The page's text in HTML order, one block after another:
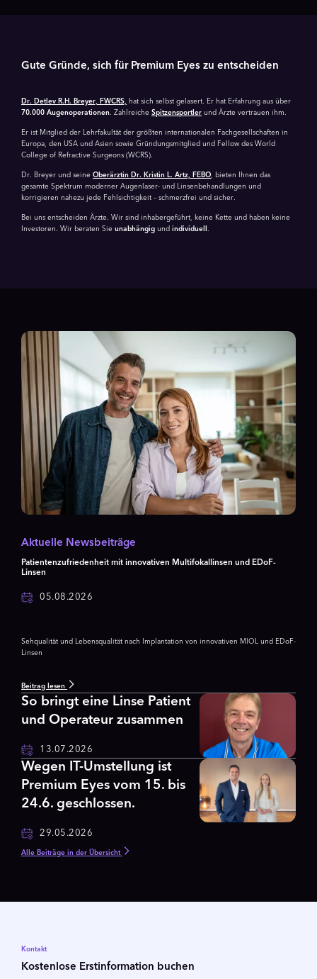
Gute Gründe, sich für Premium Eyes zu entscheiden
Dr. Detlev R.H. Breyer, FWCRS, hat sich selbst gelasert. Er hat Erfahrung aus über
70.000 Augen­operationen. Zahlreiche Spitzensportler und Ärzte vertrauen ihm.
Er ist Mitglied der Lehrfakultät der größten internationalen Fachgesellschaften in
Europa, den USA und Asien sowie Gründungsmitglied und Fellow des World
College of Refractive Surgeons (WCRS).
Dr. Breyer und seine Oberärztin Dr. Kristin L. Artz, FEBO, bieten Ihnen das
gesamte Spektrum moderner Augenlaser- und Linsen­behandlungen und
korrigieren nahezu jede Fehlsichtigkeit – schmerzfrei und sicher.
Bei uns entscheiden Ärzte. Wir sind inhabergeführt, keine Kette und haben keine
Investoren. Wir beraten Sie unabhängig und individuell .
Aktuelle Newsbeiträge
Patientenzufriedenheit mit innovativen Multifokallinsen und EDoF-
Linsen
05.08.2026
Sehqualität und Lebensqualität nach Implantation von innovativen MIOL und EDoF-
Linsen
Beitrag lesen
So bringt eine Linse Patient
und Operateur zusammen
13.07.2026
Wegen IT-Umstellung ist
Premium Eyes vom 15. bis
24.6. geschlossen.
29.05.2026
Alle Beiträge in der Übersicht
Kontakt
Kostenlose Erstinformation buchen